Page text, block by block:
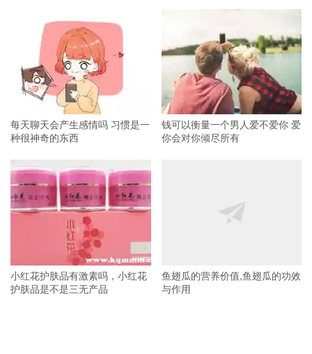
每天聊天会产生感情吗 习惯是一
种很神奇的东西
钱可以衡量一个男人爱不爱你 爱
你会对你倾尽所有
小红花护肤品有激素吗，小红花
护肤品是不是三无产品
鱼翅瓜的营养价值,鱼翅瓜的功效
与作用